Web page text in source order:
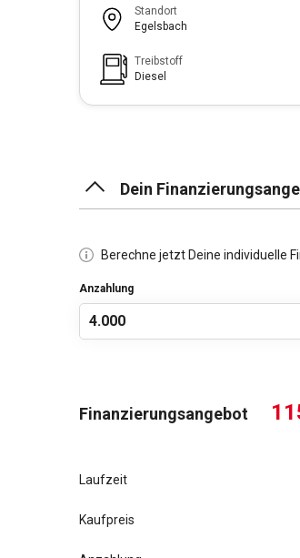
Standort
Egelsbach
Treibstoff
Diesel
Dein
Berechne jetzt Deine individuelle
Anzahlung
Finanzierungsangebot
Laufzeit
Kaufpreis